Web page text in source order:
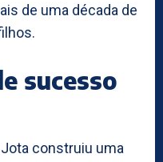
de uma década de
sucesso
construiu uma